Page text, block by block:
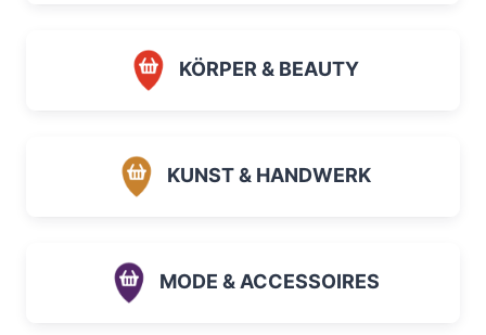
KÖRPER & BEAUTY
KUNST & HANDWERK
MODE & ACCESSOIRES